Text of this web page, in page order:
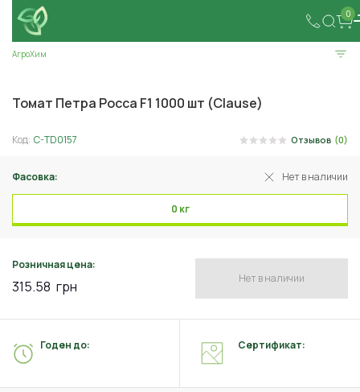
0
АгроХим
Томат Петра Росса F1 1000 шт (Clause)
Код: C-TD0157 Отзывов (0)
Фасовка: Нет в наличии
0 кг
Розничная цена:
315.58 грн Нет в наличии
Годен до: Сертификат: